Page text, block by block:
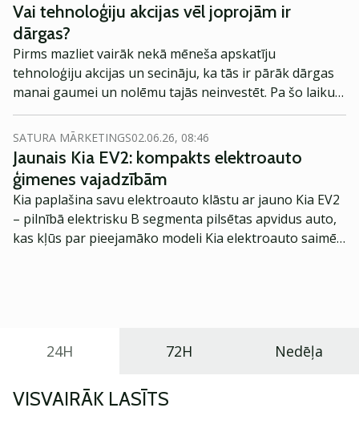
Vai tehnoloģiju akcijas vēl joprojām ir
dārgas?
Pirms mazliet vairāk nekā mēneša apskatīju
tehnoloģiju akcijas un secināju, ka tās ir pārāk dārgas
manai gaumei un nolēmu tajās neinvestēt. Pa šo laiku
ir notikušas daudz svārstības, NASDAQ indeksam ir
bijis sliktākais janvāris kopš globālās finanšu krīzes. Ir
vērts palūkoties, vai tehnoloģiju akcijas nav kļuvušas
pievilcīgas.
SATURA MĀRKETINGS02.06.26, 08:46
Jaunais Kia EV2: kompakts elektroauto
ģimenes vajadzībām
Kia paplašina savu elektroauto klāstu ar jauno Kia EV2
– pilnībā elektrisku B segmenta pilsētas apvidus auto,
kas kļūs par pieejamāko modeli Kia elektroauto saimē
24H 72H Nedēļa
VISVAIRĀK LASĪTS